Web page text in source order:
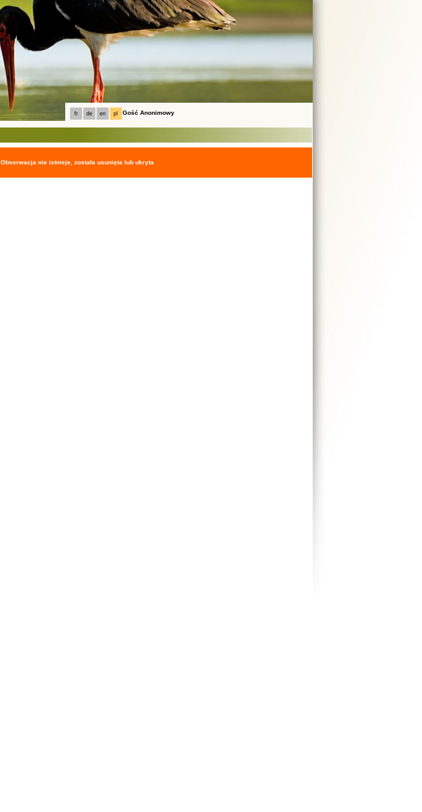
fr de en pl Gość Anonimowy
Obserwacja nie istnieje, została usunięta lub ukryta